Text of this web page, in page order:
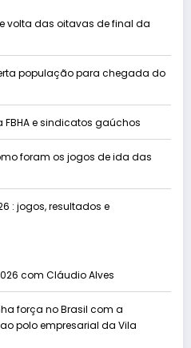
volta das oitavas de final da
população para chegada do
FBHA e sindicatos gaúchos
foram os jogos de ida das
: jogos, resultados e
com Cláudio Alves
força no Brasil com a
ao polo empresarial da Vila